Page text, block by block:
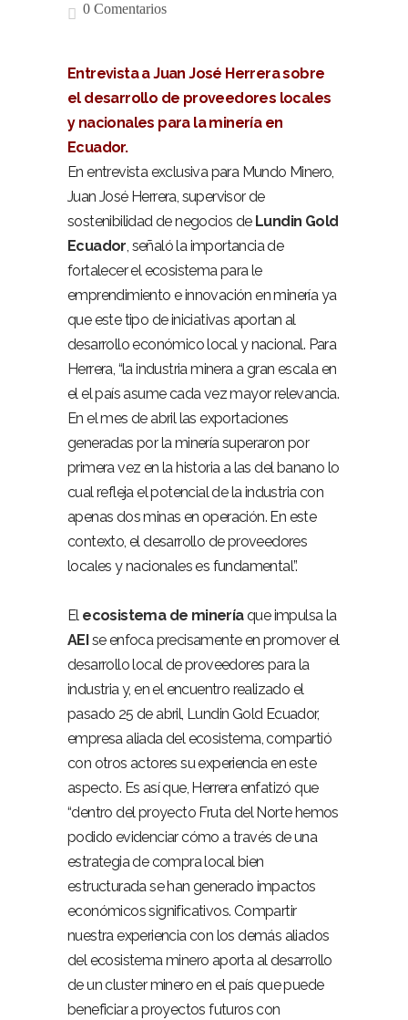
0 Comentarios
Entrevista a Juan José Herrera sobre
el desarrollo de proveedores locales
y nacionales para la minería en
Ecuador.
En entrevista exclusiva para Mundo Minero,
Juan José Herrera, supervisor de
sostenibilidad de negocios de Lundin Gold
Ecuador, señaló la importancia de
fortalecer el ecosistema para le
emprendimiento e innovación en minería ya
que este tipo de iniciativas aportan al
desarrollo económico local y nacional. Para
Herrera, “la industria minera a gran escala en
el el país asume cada vez mayor relevancia.
En el mes de abril las exportaciones
generadas por la minería superaron por
primera vez en la historia a las del banano lo
cual refleja el potencial de la industria con
apenas dos minas en operación. En este
contexto, el desarrollo de proveedores
locales y nacionales es fundamental”.
El ecosistema de mineríaque impulsa la
AEIse enfoca precisamente en promover el
desarrollo local de proveedores para la
industria y, en el encuentro realizado el
pasado 25 de abril, Lundin Gold Ecuador,
empresa aliada del ecosistema, compartió
con otros actores su experiencia en este
aspecto. Es así que, Herrera enfatizó que
“dentro del proyecto Fruta del Norte hemos
podido evidenciar cómo a través de una
estrategia de compra local bien
estructurada se han generado impactos
económicos significativos. Compartir
nuestra experiencia con los demás aliados
del ecosistema minero aporta al desarrollo
de un cluster minero en el país que puede
beneficiar a proyectos futuros con